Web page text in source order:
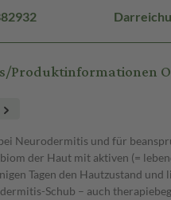
Neurodermitis und für
der Haut mit aktiven (=
Tagen den Hautzustand
Schub – auch